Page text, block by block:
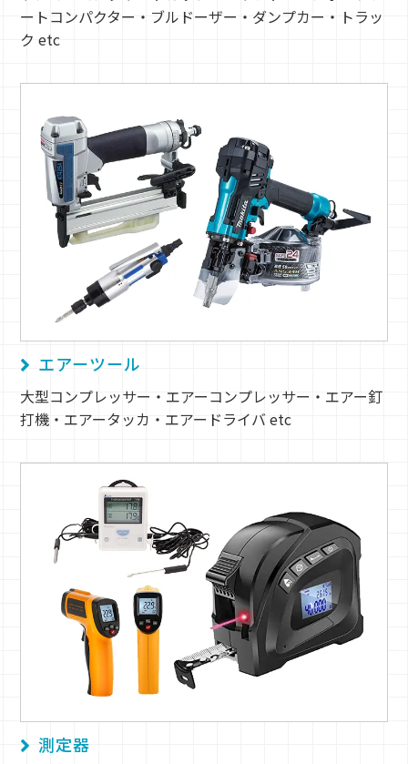
ートコンパクター・ブルドーザー・ダンプカー・トラッ
ク etc
エアーツール
大型コンプレッサー・エアーコンプレッサー・エアー釘
打機・エアータッカ・エアードライバ etc
測定器